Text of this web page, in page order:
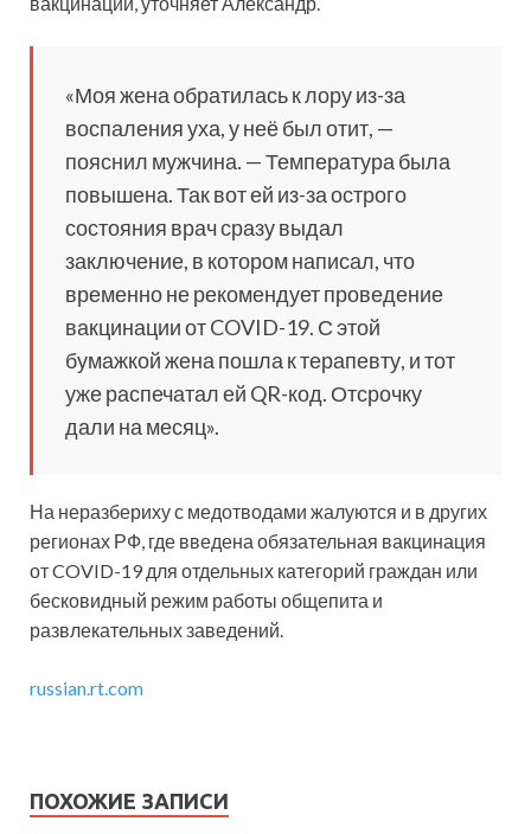
«Моя жена обратилась к лору из-за
воспаления уха, у неё был отит, —
пояснил мужчина. — Температура была
повышена. Так вот ей из-за острого
состояния врач сразу выдал
заключение, в котором написал, что
временно не рекомендует проведение
вакцинации от COVID-19. С этой
бумажкой жена пошла к терапевту, и тот
уже распечатал ей QR-код. Отсрочку
дали на месяц».
На неразбериху с медотводами жалуются и в других
регионах РФ, где введена обязательная вакцинация
от COVID-19 для отдельных категорий граждан или
бесковидный режим работы общепита и
развлекательных заведений.
russian.rt.com
ПОХОЖИЕ ЗАПИСИ